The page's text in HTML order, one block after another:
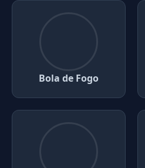
Bola de Fogo